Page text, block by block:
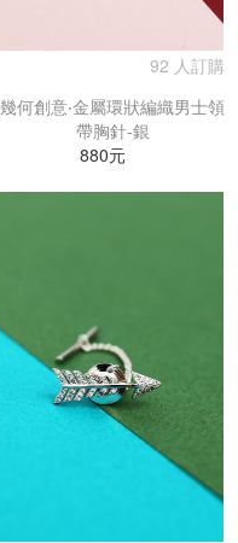
92 人訂購
幾何創意‧金屬環狀編織男士領
帶胸針-銀
880元